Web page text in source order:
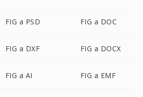
FIG a PSD FIG a DOC
FIG a DXF FIG a DOCX
FIG a AI FIG a EMF